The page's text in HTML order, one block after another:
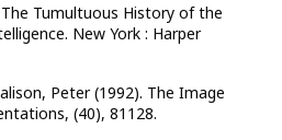
The Tumultuous History of the
New York : Harper
Peter (1992). The Image
(40), 81128.